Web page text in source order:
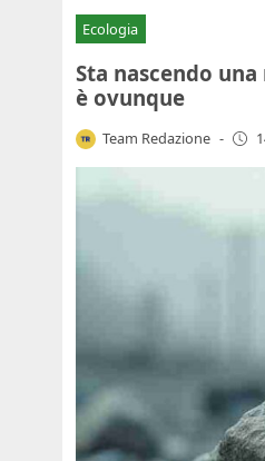
Ecologia
Sta nascendo
è ovunque
Team Redazione -